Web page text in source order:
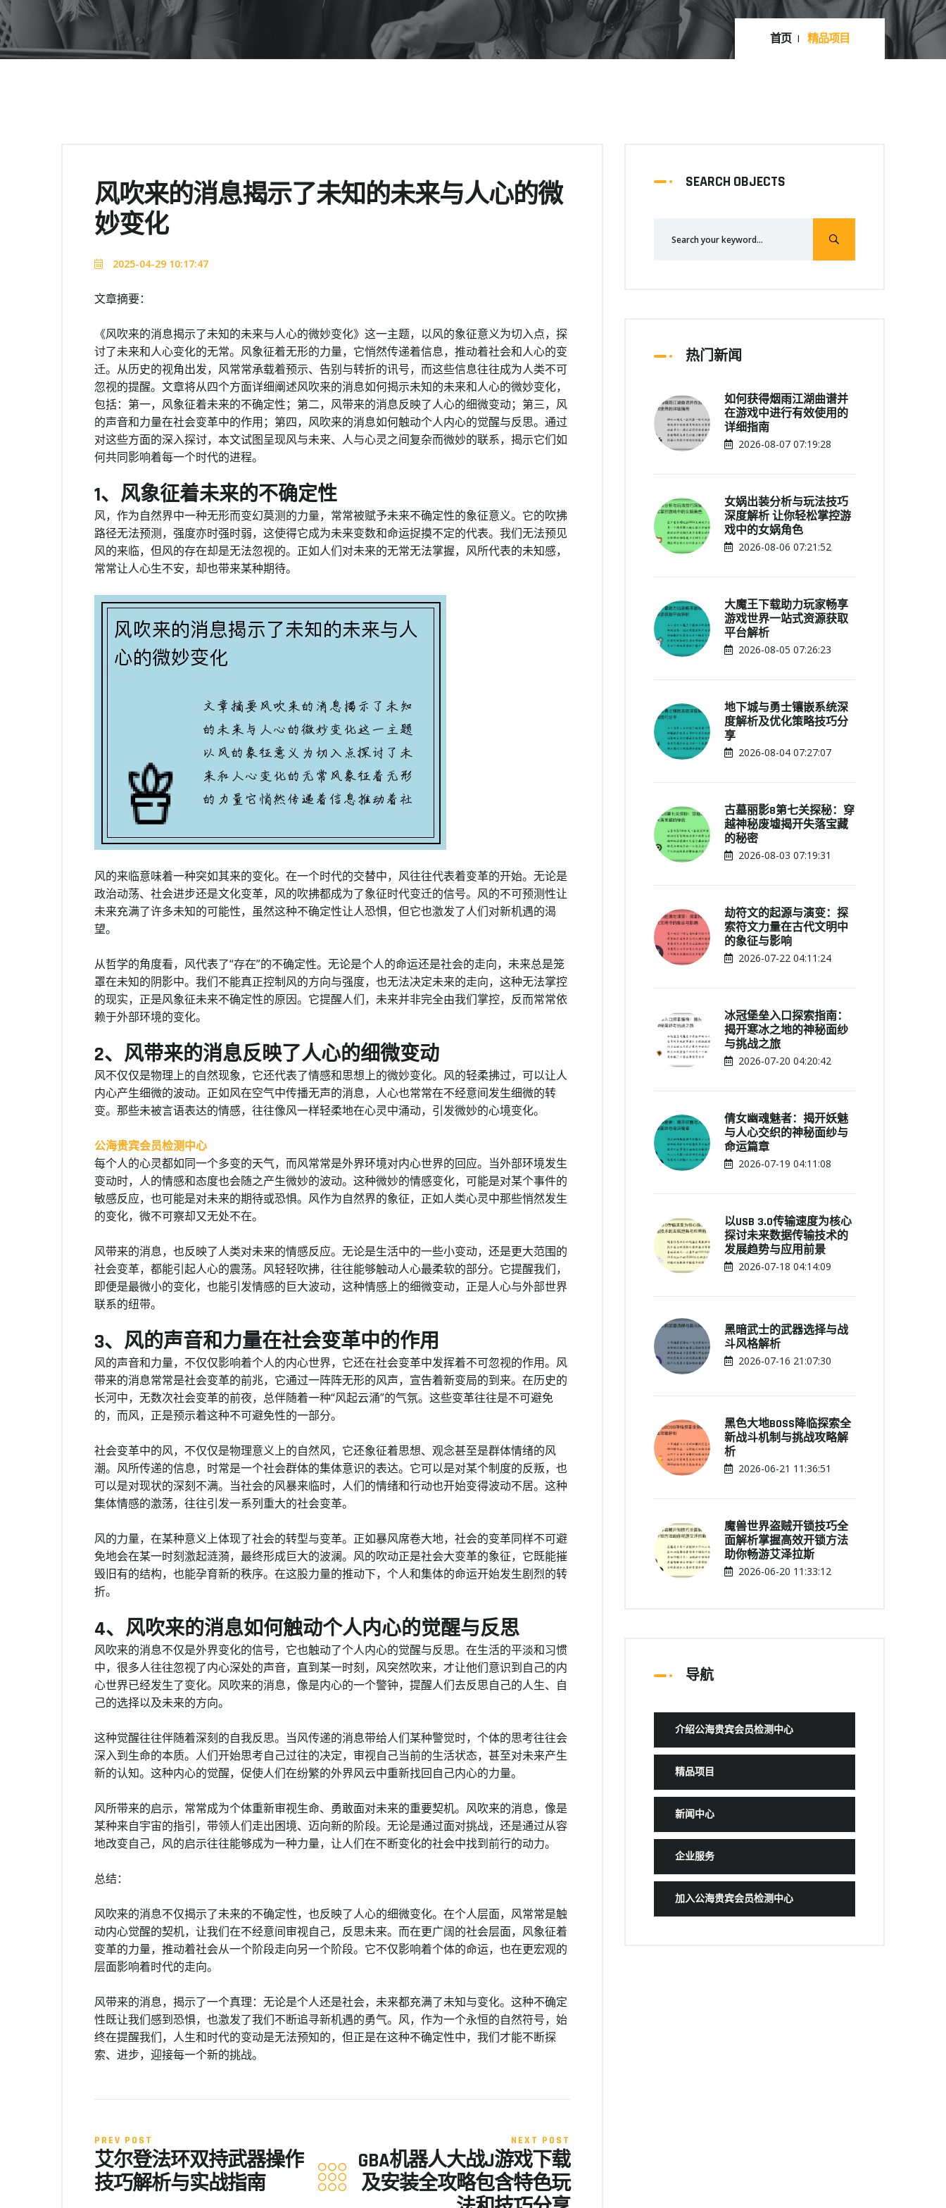
首页 精品项目
风吹来的消息揭示了未知的未来与人心的微
妙变化
2025-04-29 10:17:47
文章摘要：
《风吹来的消息揭示了未知的未来与人心的微妙变化》这一主题，以风的象征意义为切入点，探
讨了未来和人心变化的无常。风象征着无形的力量，它悄然传递着信息，推动着社会和人心的变
迁。从历史的视角出发，风常常承载着预示、告别与转折的讯号，而这些信息往往成为人类不可
忽视的提醒。文章将从四个方面详细阐述风吹来的消息如何揭示未知的未来和人心的微妙变化，
包括：第一，风象征着未来的不确定性；第二，风带来的消息反映了人心的细微变动；第三，风
的声音和力量在社会变革中的作用；第四，风吹来的消息如何触动个人内心的觉醒与反思。通过
对这些方面的深入探讨，本文试图呈现风与未来、人与心灵之间复杂而微妙的联系，揭示它们如
何共同影响着每一个时代的进程。
1、风象征着未来的不确定性
风，作为自然界中一种无形而变幻莫测的力量，常常被赋予未来不确定性的象征意义。它的吹拂
路径无法预测，强度亦时强时弱，这使得它成为未来变数和命运捉摸不定的代表。我们无法预见
风的来临，但风的存在却是无法忽视的。正如人们对未来的无常无法掌握，风所代表的未知感，
常常让人心生不安，却也带来某种期待。
风的来临意味着一种突如其来的变化。在一个时代的交替中，风往往代表着变革的开始。无论是
政治动荡、社会进步还是文化变革，风的吹拂都成为了象征时代变迁的信号。风的不可预测性让
未来充满了许多未知的可能性，虽然这种不确定性让人恐惧，但它也激发了人们对新机遇的渴
望。
从哲学的角度看，风代表了“存在”的不确定性。无论是个人的命运还是社会的走向，未来总是笼
罩在未知的阴影中。我们不能真正控制风的方向与强度，也无法决定未来的走向，这种无法掌控
的现实，正是风象征未来不确定性的原因。它提醒人们，未来并非完全由我们掌控，反而常常依
赖于外部环境的变化。
2、风带来的消息反映了人心的细微变动
风不仅仅是物理上的自然现象，它还代表了情感和思想上的微妙变化。风的轻柔拂过，可以让人
内心产生细微的波动。正如风在空气中传播无声的消息，人心也常常在不经意间发生细微的转
变。那些未被言语表达的情感，往往像风一样轻柔地在心灵中涌动，引发微妙的心境变化。
公海贵宾会员检测中心
每个人的心灵都如同一个多变的天气，而风常常是外界环境对内心世界的回应。当外部环境发生
变动时，人的情感和态度也会随之产生微妙的波动。这种微妙的情感变化，可能是对某个事件的
敏感反应，也可能是对未来的期待或恐惧。风作为自然界的象征，正如人类心灵中那些悄然发生
的变化，微不可察却又无处不在。
风带来的消息，也反映了人类对未来的情感反应。无论是生活中的一些小变动，还是更大范围的
社会变革，都能引起人心的震荡。风轻轻吹拂，往往能够触动人心最柔软的部分。它提醒我们，
即便是最微小的变化，也能引发情感的巨大波动，这种情感上的细微变动，正是人心与外部世界
联系的纽带。
3、风的声音和力量在社会变革中的作用
风的声音和力量，不仅仅影响着个人的内心世界，它还在社会变革中发挥着不可忽视的作用。风
带来的消息常常是社会变革的前兆，它通过一阵阵无形的风声，宣告着新变局的到来。在历史的
长河中，无数次社会变革的前夜，总伴随着一种“风起云涌”的气氛。这些变革往往是不可避免
的，而风，正是预示着这种不可避免性的一部分。
社会变革中的风，不仅仅是物理意义上的自然风，它还象征着思想、观念甚至是群体情绪的风
潮。风所传递的信息，时常是一个社会群体的集体意识的表达。它可以是对某个制度的反叛，也
可以是对现状的深刻不满。当社会的风暴来临时，人们的情绪和行动也开始变得波动不居。这种
集体情感的激荡，往往引发一系列重大的社会变革。
风的力量，在某种意义上体现了社会的转型与变革。正如暴风席卷大地，社会的变革同样不可避
免地会在某一时刻激起涟漪，最终形成巨大的波澜。风的吹动正是社会大变革的象征，它既能摧
毁旧有的结构，也能孕育新的秩序。在这股力量的推动下，个人和集体的命运开始发生剧烈的转
折。
4、风吹来的消息如何触动个人内心的觉醒与反思
风吹来的消息不仅是外界变化的信号，它也触动了个人内心的觉醒与反思。在生活的平淡和习惯
中，很多人往往忽视了内心深处的声音，直到某一时刻，风突然吹来，才让他们意识到自己的内
心世界已经发生了变化。风吹来的消息，像是内心的一个警钟，提醒人们去反思自己的人生、自
己的选择以及未来的方向。
这种觉醒往往伴随着深刻的自我反思。当风传递的消息带给人们某种警觉时，个体的思考往往会
深入到生命的本质。人们开始思考自己过往的决定，审视自己当前的生活状态，甚至对未来产生
新的认知。这种内心的觉醒，促使人们在纷繁的外界风云中重新找回自己内心的力量。
风所带来的启示，常常成为个体重新审视生命、勇敢面对未来的重要契机。风吹来的消息，像是
某种来自宇宙的指引，带领人们走出困境、迈向新的阶段。无论是通过面对挑战，还是通过从容
地改变自己，风的启示往往能够成为一种力量，让人们在不断变化的社会中找到前行的动力。
总结：
风吹来的消息不仅揭示了未来的不确定性，也反映了人心的细微变化。在个人层面，风常常是触
动内心觉醒的契机，让我们在不经意间审视自己，反思未来。而在更广阔的社会层面，风象征着
变革的力量，推动着社会从一个阶段走向另一个阶段。它不仅影响着个体的命运，也在更宏观的
层面影响着时代的走向。
风带来的消息，揭示了一个真理：无论是个人还是社会，未来都充满了未知与变化。这种不确定
性既让我们感到恐惧，也激发了我们不断追寻新机遇的勇气。风，作为一个永恒的自然符号，始
终在提醒我们，人生和时代的变动是无法预知的，但正是在这种不确定性中，我们才能不断探
索、进步，迎接每一个新的挑战。
PREV POST
艾尔登法环双持武器操作
技巧解析与实战指南
NEXT POST
GBA机器人大战J游戏下载
及安装全攻略包含特色玩
SEARCH OBJECTS
热门新闻
如何获得烟雨江湖曲谱并
在游戏中进行有效使用的
详细指南
2026-08-07 07:19:28
女娲出装分析与玩法技巧
深度解析 让你轻松掌控游
戏中的女娲角色
2026-08-06 07:21:52
大魔王下载助力玩家畅享
游戏世界一站式资源获取
平台解析
2026-08-05 07:26:23
地下城与勇士镶嵌系统深
度解析及优化策略技巧分
享
2026-08-04 07:27:07
古墓丽影8第七关探秘：穿
越神秘废墟揭开失落宝藏
的秘密
2026-08-03 07:19:31
劫符文的起源与演变：探
索符文力量在古代文明中
的象征与影响
2026-07-22 04:11:24
冰冠堡垒入口探索指南：
揭开寒冰之地的神秘面纱
与挑战之旅
2026-07-20 04:20:42
倩女幽魂魅者：揭开妖魅
与人心交织的神秘面纱与
命运篇章
2026-07-19 04:11:08
以USB 3.0传输速度为核心
探讨未来数据传输技术的
发展趋势与应用前景
2026-07-18 04:14:09
黑暗武士的武器选择与战
斗风格解析
2026-07-16 21:07:30
黑色大地BOSS降临探索全
新战斗机制与挑战攻略解
析
2026-06-21 11:36:51
魔兽世界盗贼开锁技巧全
面解析掌握高效开锁方法
助你畅游艾泽拉斯
2026-06-20 11:33:12
导航
介绍公海贵宾会员检测中心
精品项目
新闻中心
企业服务
加入公海贵宾会员检测中心